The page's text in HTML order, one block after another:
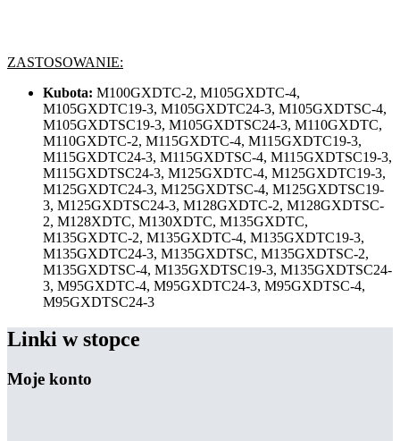
ZASTOSOWANIE:
Kubota: M100GXDTC-2, M105GXDTC-4,
M105GXDTC19-3, M105GXDTC24-3, M105GXDTSC-4,
M105GXDTSC19-3, M105GXDTSC24-3, M110GXDTC,
M110GXDTC-2, M115GXDTC-4, M115GXDTC19-3,
M115GXDTC24-3, M115GXDTSC-4, M115GXDTSC19-3,
M115GXDTSC24-3, M125GXDTC-4, M125GXDTC19-3,
M125GXDTC24-3, M125GXDTSC-4, M125GXDTSC19-
3, M125GXDTSC24-3, M128GXDTC-2, M128GXDTSC-
2, M128XDTC, M130XDTC, M135GXDTC,
M135GXDTC-2, M135GXDTC-4, M135GXDTC19-3,
M135GXDTC24-3, M135GXDTSC, M135GXDTSC-2,
M135GXDTSC-4, M135GXDTSC19-3, M135GXDTSC24-
3, M95GXDTC-4, M95GXDTC24-3, M95GXDTSC-4,
M95GXDTSC24-3
Linki w stopce
Moje konto